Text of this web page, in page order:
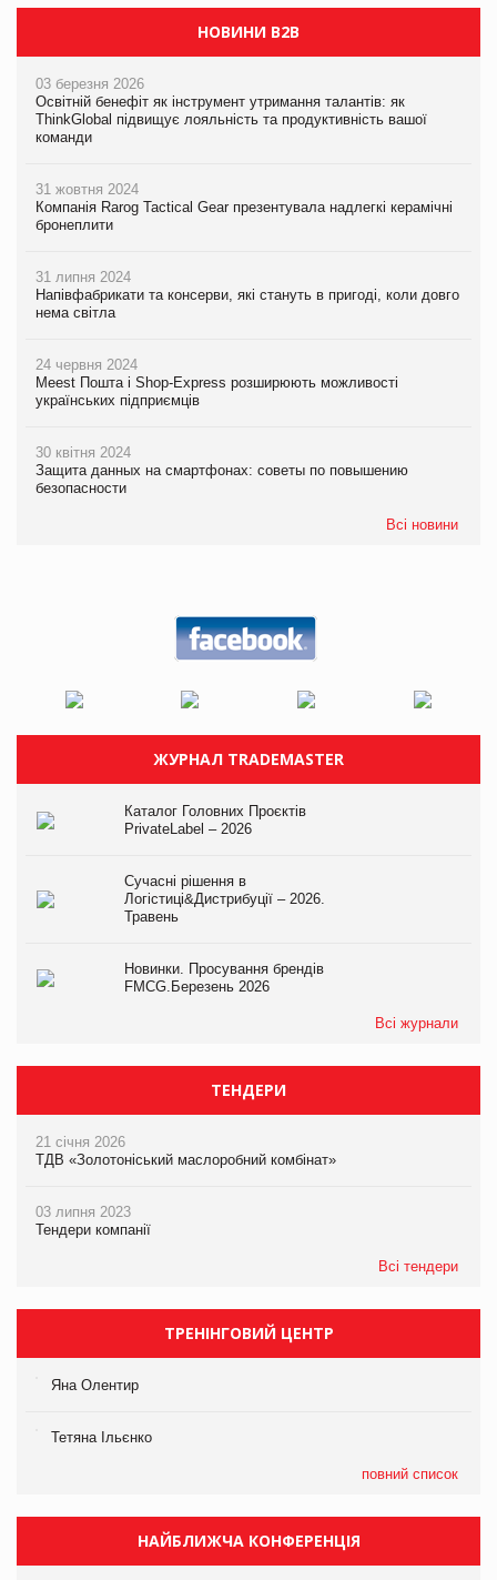
НОВИНИ B2B
03 березня 2026
Освітній бенефіт як інструмент утримання талантів: як
ThinkGlobal підвищує лояльність та продуктивність вашої
команди
31 жовтня 2024
Компанія Rarog Tactical Gear презентувала надлегкі керамічні
бронеплити
31 липня 2024
Напівфабрикати та консерви, які стануть в пригоді, коли довго
нема світла
24 червня 2024
Meest Пошта і Shop-Express розширюють можливості
українських підприємців
30 квітня 2024
Защита данных на смартфонах: советы по повышению
безопасности
Всі новини
ЖУРНАЛ TRADEMASTER
Каталог Головних Проєктів
PrivateLabel – 2026
Сучасні рішення в
Логістиці&Дистрибуції – 2026.
Травень
Новинки. Просування брендів
FMCG.Березень 2026
Всі журнали
ТЕНДЕРИ
21 січня 2026
ТДВ «Золотоніський маслоробний комбінат»
03 липня 2023
Тендери компанії
Всі тендери
ТРЕНІНГОВИЙ ЦЕНТР
Яна Олентир
Тетяна Ільєнко
повний список
НАЙБЛИЖЧА КОНФЕРЕНЦІЯ